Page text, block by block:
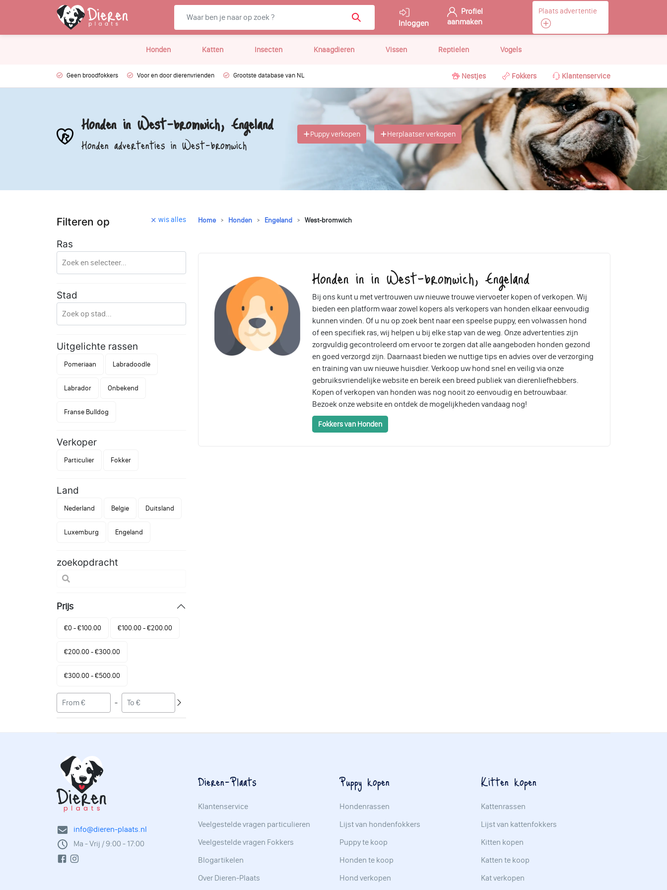
Inloggen
Profiel
aanmaken
Plaats advertentie
Honden Katten Insecten Knaagdieren Vissen Reptielen Vogels
Geen broodfokkers Voor en door dierenvrienden Grootste database van NL Nestjes Fokkers Klantenservice
Honden in West-bromwich, Engeland
Honden advertenties in West-bromwich Puppy verkopen Herplaatser verkopen
Filteren op wis alles
Ras
Stad
Uitgelichte rassen
Pomeriaan Labradoodle
Labrador Onbekend
Franse Bulldog
Verkoper
Particulier Fokker
Land
Nederland Belgie Duitsland
Luxemburg Engeland
zoekopdracht
Prijs
€0 - €100.00 €100.00 - €200.00
€200.00 - €300.00
€300.00 - €500.00
-
Home Honden Engeland West-bromwich
Honden in in West-bromwich, Engeland
Bij ons kunt u met vertrouwen uw nieuwe trouwe viervoeter kopen of verkopen. Wij
bieden een platform waar zowel kopers als verkopers van honden elkaar eenvoudig
kunnen vinden. Of u nu op zoek bent naar een speelse puppy, een volwassen hond
of een specifiek ras, wij helpen u bij elke stap van de weg. Onze advertenties zijn
zorgvuldig gecontroleerd om ervoor te zorgen dat alle aangeboden honden gezond
en goed verzorgd zijn. Daarnaast bieden we nuttige tips en advies over de verzorging
en training van uw nieuwe huisdier. Verkoop uw hond snel en veilig via onze
gebruiksvriendelijke website en bereik een breed publiek van dierenliefhebbers.
Kopen of verkopen van honden was nog nooit zo eenvoudig en betrouwbaar.
Bezoek onze website en ontdek de mogelijkheden vandaag nog!
Fokkers van Honden
info@dieren-plaats.nl
Ma - Vrij / 9:00 - 17:00
Dieren-Plaats
Klantenservice
Veelgestelde vragen particulieren
Veelgestelde vragen Fokkers
Blogartikelen
Over Dieren-Plaats
Puppy kopen
Hondenrassen
Lijst van hondenfokkers
Puppy te koop
Honden te koop
Hond verkopen
Kitten kopen
Kattenrassen
Lijst van kattenfokkers
Kitten kopen
Katten te koop
Kat verkopen